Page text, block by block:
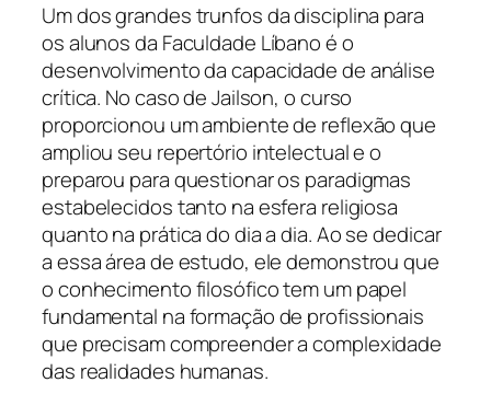
Um dos grandes trunfos da disciplina para
os alunos da Faculdade Líbano é o
desenvolvimento da capacidade de análise
crítica. No caso de Jailson, o curso
proporcionou um ambiente de reflexão que
ampliou seu repertório intelectual e o
preparou para questionar os paradigmas
estabelecidos tanto na esfera religiosa
quanto na prática do dia a dia. Ao se dedicar
a essa área de estudo, ele demonstrou que
o conhecimento filosófico tem um papel
fundamental na formação de profissionais
que precisam compreender a complexidade
das realidades humanas.